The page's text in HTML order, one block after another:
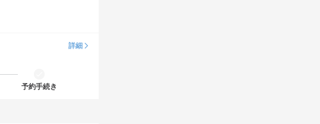
詳細
予約手続き